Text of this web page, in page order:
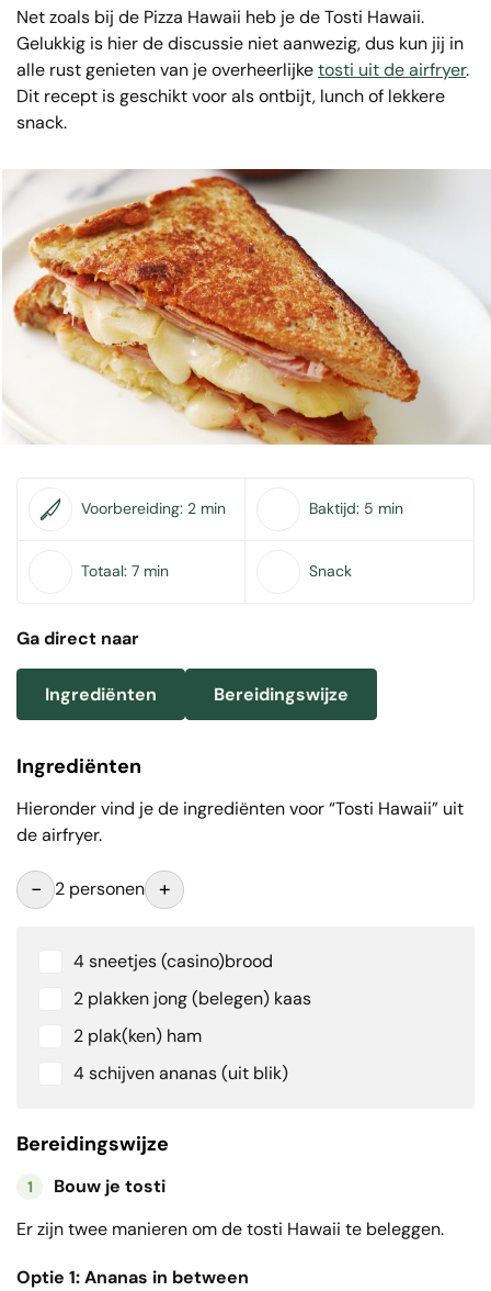
Net zoals bij de Pizza Hawaii heb je de Tosti Hawaii.
Gelukkig is hier de discussie niet aanwezig, dus kun jij in
alle rust genieten van je overheerlijketosti uit de airfryer.
Dit recept is geschikt voor als ontbijt, lunch of lekkere
snack.
Voorbereiding: 2 min Baktijd: 5 min
Totaal: 7 min Snack
Ga direct naar
Ingrediënten Bereidingswijze
Ingrediënten
Hieronder vind je de ingrediënten voor “Tosti Hawaii” uit
de airfryer.
- 2 personen +
4 sneetjes (casino)brood
2 plakken jong (belegen) kaas
2 plak(ken) ham
4 schijven ananas (uit blik)
Bereidingswijze
1
Bouw je tosti
Er zijn twee manieren om de tosti Hawaii te beleggen.
Optie 1: Ananas in between